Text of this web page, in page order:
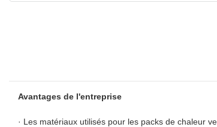
Avantages de l'entreprise
· Les matériaux utilisés pour les packs de chaleur